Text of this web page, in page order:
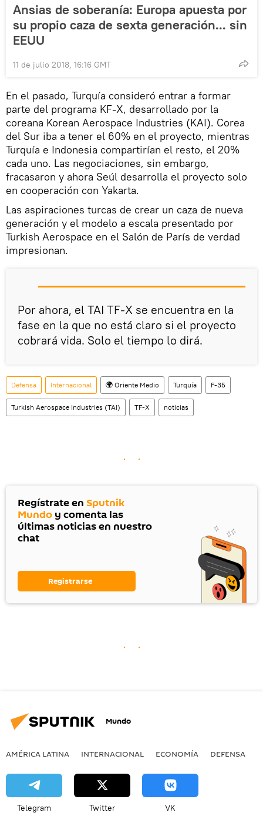
Ansias de soberanía: Europa apuesta por
su propio caza de sexta generación... sin
EEUU
11 de julio 2018, 16:16 GMT
En el pasado, Turquía consideró entrar a formar
parte del programa KF-X, desarrollado por la
coreana Korean Aerospace Industries (KAI). Corea
del Sur iba a tener el 60% en el proyecto, mientras
Turquía e Indonesia compartirían el resto, el 20%
cada uno. Las negociaciones, sin embargo,
fracasaron y ahora Seúl desarrolla el proyecto solo
en cooperación con Yakarta.
Las aspiraciones turcas de crear un caza de nueva
generación y el modelo a escala presentado por
Turkish Aerospace en el Salón de París de verdad
impresionan.
Por ahora, el TAI TF-X se encuentra en la
fase en la que no está claro si el proyecto
cobrará vida. Solo el tiempo lo dirá.
Defensa Internacional 🌍 Oriente Medio Turquía F-35
Turkish Aerospace Industries (TAI) TF-X noticias
Regístrate en Sputnik
Mundo y comenta las
últimas noticias en nuestro
chat
Registrarse
Mundo
AMÉRICA LATINA INTERNACIONAL ECONOMÍA DEFENSA
Telegram Twitter VK